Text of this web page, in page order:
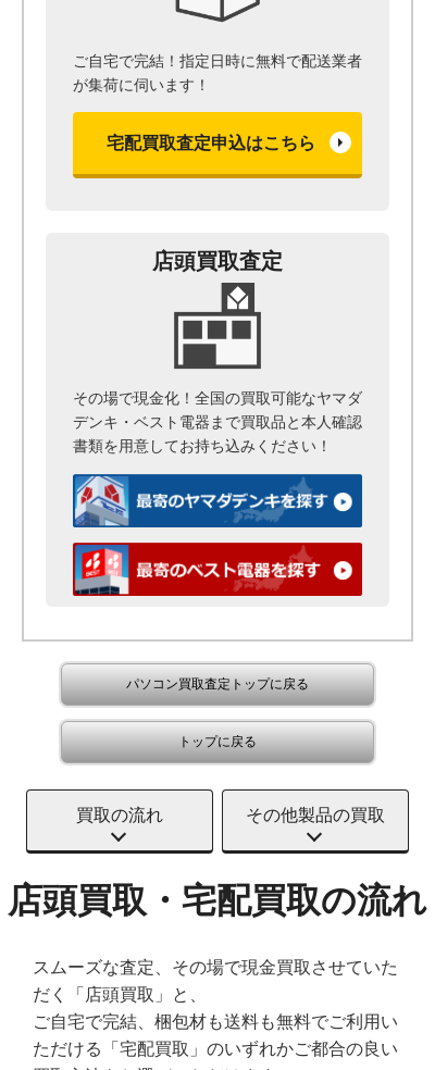
ご自宅で完結！指定日時に無料で配送業者
が集荷に伺います！
宅配買取査定申込はこちら
店頭買取査定
その場で現金化！全国の買取可能なヤマダ
デンキ・ベスト電器まで買取品と本人確認
書類を用意してお持ち込みください！
パソコン買取査定トップに戻る
トップに戻る
買取の流れ その他製品の買取
店頭買取・宅配買取の流れ
スムーズな査定、その場で現金買取させていた
だく「店頭買取」と、
ご自宅で完結、梱包材も送料も無料でご利用い
ただける「宅配買取」のいずれかご都合の良い